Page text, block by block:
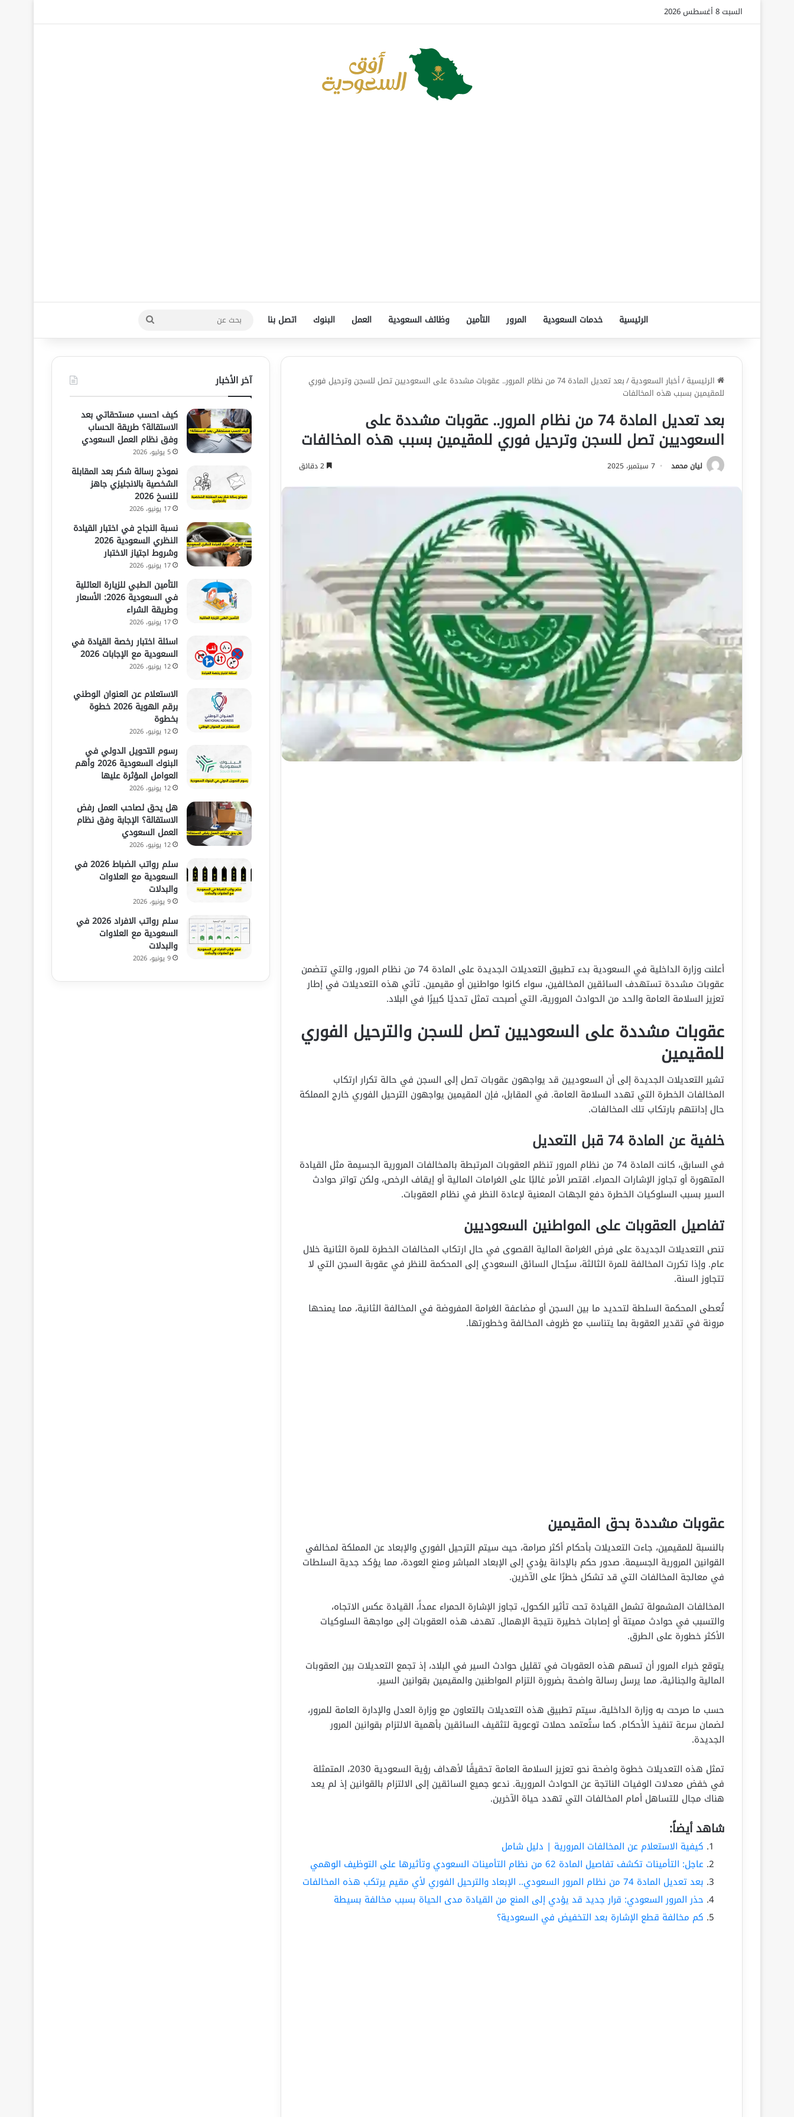
السبت 8 أغسطس 2026
الرئيسية خدمات السعودية المرور التأمين وظائف السعودية العمل البنوك اتصل بنا
بحث
عن
الرئيسية/أخبار السعودية/
بعد تعديل المادة 74 من نظام المرور.. عقوبات مشددة على السعوديين تصل للسجن وترحيل فوري
للمقيمين بسبب هذه المخالفات
بعد تعديل المادة 74 من نظام المرور.. عقوبات مشددة على
السعوديين تصل للسجن وترحيل فوري للمقيمين بسبب هذه المخالفات
ليان محمد 7 سبتمبر، 2025
أعلنت وزارة الداخلية في السعودية بدء تطبيق التعديلات الجديدة على المادة 74 من نظام المرور، والتي تتضمن
عقوبات مشددة تستهدف السائقين المخالفين، سواء كانوا مواطنين أو مقيمين. تأتي هذه التعديلات في إطار
تعزيز السلامة العامة والحد من الحوادث المرورية، التي أصبحت تمثل تحديًا كبيرًا في البلاد.
عقوبات مشددة على السعوديين تصل للسجن والترحيل الفوري
للمقيمين
تشير التعديلات الجديدة إلى أن السعوديين قد يواجهون عقوبات تصل إلى السجن في حالة تكرار ارتكاب
المخالفات الخطرة التي تهدد السلامة العامة. في المقابل، فإن المقيمين يواجهون الترحيل الفوري خارج المملكة
حال إدانتهم بارتكاب تلك المخالفات.
خلفية عن المادة 74 قبل التعديل
في السابق، كانت المادة 74 من نظام المرور تنظم العقوبات المرتبطة بالمخالفات المرورية الجسيمة مثل القيادة
المتهورة أو تجاوز الإشارات الحمراء. اقتصر الأمر غالبًا على الغرامات المالية أو إيقاف الرخص، ولكن تواتر حوادث
السير بسبب السلوكيات الخطرة دفع الجهات المعنية لإعادة النظر في نظام العقوبات.
تفاصيل العقوبات على المواطنين السعوديين
تنص التعديلات الجديدة على فرض الغرامة المالية القصوى في حال ارتكاب المخالفات الخطرة للمرة الثانية خلال
عام. وإذا تكررت المخالفة للمرة الثالثة، سيُحال السائق السعودي إلى المحكمة للنظر في عقوبة السجن التي لا
تتجاوز السنة.
تُعطى المحكمة السلطة لتحديد ما بين السجن أو مضاعفة الغرامة المفروضة في المخالفة الثانية، مما يمنحها
مرونة في تقدير العقوبة بما يتناسب مع ظروف المخالفة وخطورتها.
عقوبات مشددة بحق المقيمين
بالنسبة للمقيمين، جاءت التعديلات بأحكام أكثر صرامة، حيث سيتم الترحيل الفوري والإبعاد عن المملكة لمخالفي
القوانين المرورية الجسيمة. صدور حكم بالإدانة يؤدي إلى الإبعاد المباشر ومنع العودة، مما يؤكد جدية السلطات
في معالجة المخالفات التي قد تشكل خطرًا على الآخرين.
المخالفات المشمولة تشمل القيادة تحت تأثير الكحول، تجاوز الإشارة الحمراء عمداً، القيادة عكس الاتجاه،
والتسبب في حوادث مميتة أو إصابات خطيرة نتيجة الإهمال. تهدف هذه العقوبات إلى مواجهة السلوكيات
الأكثر خطورة على الطرق.
يتوقع خبراء المرور أن تسهم هذه العقوبات في تقليل حوادث السير في البلاد، إذ تجمع التعديلات بين العقوبات
المالية والجنائية، مما يرسل رسالة واضحة بضرورة التزام المواطنين والمقيمين بقوانين السير.
حسب ما صرحت به وزارة الداخلية، سيتم تطبيق هذه التعديلات بالتعاون مع وزارة العدل والإدارة العامة للمرور،
لضمان سرعة تنفيذ الأحكام. كما ستُعتمد حملات توعوية لتثقيف السائقين بأهمية الالتزام بقوانين المرور
الجديدة.
تمثل هذه التعديلات خطوة واضحة نحو تعزيز السلامة العامة تحقيقًا لأهداف رؤية السعودية 2030، المتمثلة
في خفض معدلات الوفيات الناتجة عن الحوادث المرورية. ندعو جميع السائقين إلى الالتزام بالقوانين إذ لم يعد
هناك مجال للتساهل أمام المخالفات التي تهدد حياة الآخرين.
شاهد أيضاً:
كيفية الاستعلام عن المخالفات المرورية | دليل شامل
عاجل: التأمينات تكشف تفاصيل المادة 62 من نظام التأمينات السعودي وتأثيرها على التوظيف الوهمي
بعد تعديل المادة 74 من نظام المرور السعودي.. الإبعاد والترحيل الفوري لأي مقيم يرتكب هذه المخالفات
حذر المرور السعودي: قرار جديد قد يؤدي إلى المنع من القيادة مدى الحياة بسبب مخالفة بسيطة
كم مخالفة قطع الإشارة بعد التخفيض في السعودية؟
آخر الأخبار
كيف احسب مستحقاتي بعد
الاستقالة؟ طريقة الحساب
وفق نظام العمل السعودي
5 يوليو، 2026
نموذج رسالة شكر بعد المقابلة
الشخصية بالانجليزي جاهز
للنسخ 2026
17 يونيو، 2026
نسبة النجاح في اختبار القيادة
النظري السعودية 2026
وشروط اجتياز الاختبار
17 يونيو، 2026
التأمين الطبي للزيارة العائلية
في السعودية 2026: الأسعار
وطريقة الشراء
17 يونيو، 2026
اسئلة اختبار رخصة القيادة في
السعودية مع الإجابات 2026
12 يونيو، 2026
الاستعلام عن العنوان الوطني
برقم الهوية 2026 خطوة
بخطوة
12 يونيو، 2026
رسوم التحويل الدولي في
البنوك السعودية 2026 وأهم
العوامل المؤثرة عليها
12 يونيو، 2026
هل يحق لصاحب العمل رفض
الاستقالة؟ الإجابة وفق نظام
العمل السعودي
12 يونيو، 2026
سلم رواتب الضباط 2026 في
السعودية مع العلاوات
والبدلات
9 يونيو، 2026
سلم رواتب الافراد 2026 في
السعودية مع العلاوات
والبدلات
9 يونيو، 2026